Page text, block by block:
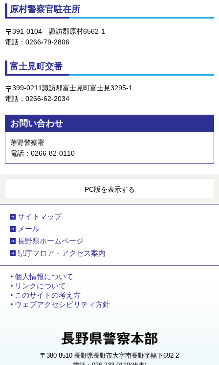
原村警察官駐在所
391-0104 諏訪郡原村6562-1
電話：0266-79-2806
富士見町交番
399-0211諏訪郡富士見町富士見3295-1
電話：0266-62-2034
お問い合わせ
茅野警察署
電話：0266-82-0110
PC版を表示する
サイトマップ
メール
長野県ホームページ
県庁フロア・アクセス案内
個人情報について
リンクについて
このサイトの考え方
ウェブアクセシビリティ方針
〒380-8510 長野県長野市大字南長野字幅下692-2